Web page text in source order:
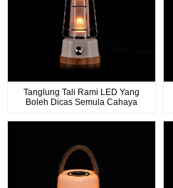
Tanglung Tali Rami LED Yang
Boleh Dicas Semula Cahaya